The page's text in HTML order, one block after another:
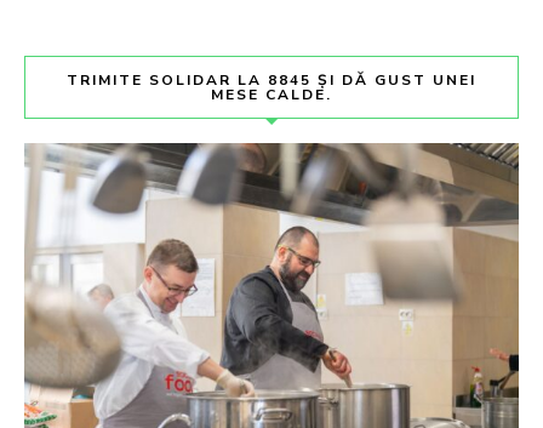
TRIMITE SOLIDAR LA 8845 ȘI DĂ GUST UNEI
MESE CALDE.